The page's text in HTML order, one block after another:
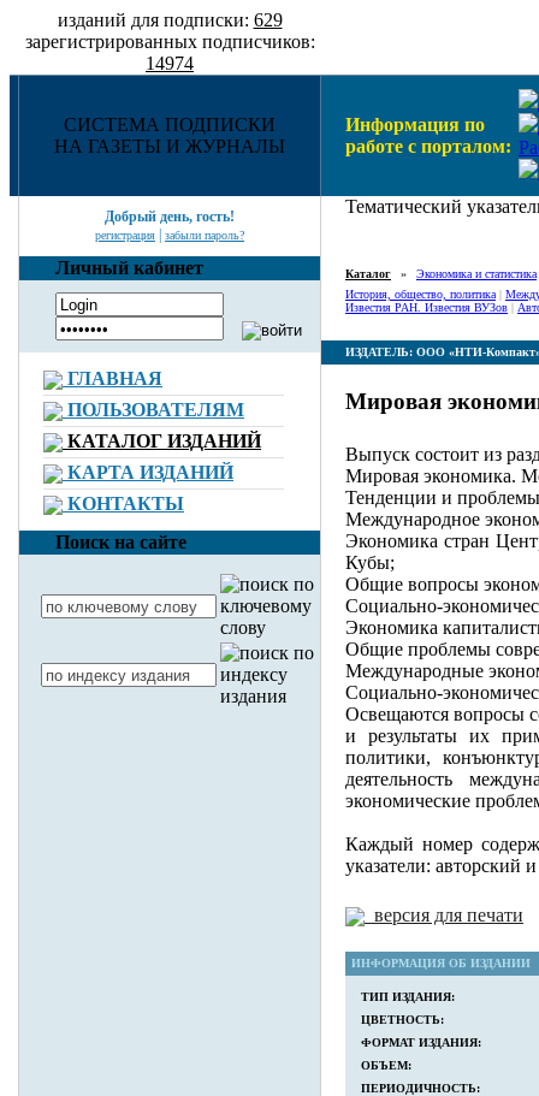
изданий для подписки: 629
зарегистрированных подписчиков:
14974
СИСТЕМА ПОДПИСКИ
НА ГАЗЕТЫ И ЖУРНАЛЫ
Информация по
работе с порталом:
Добрый день, гость!
регистрация забыли пароль?
Личный кабинет
ГЛАВНАЯ
ПОЛЬЗОВАТЕЛЯМ
КАТАЛОГ ИЗДАНИЙ
КАРТА ИЗДАНИЙ
КОНТАКТЫ
Поиск на сайте
Тематический
Каталог » Экономика и статистика
История, общество, политика|
Известия РАН. Известия ВУЗов
ИЗДАТЕЛЬ: ООО «НТИ-
Мировая
Выпуск состоит из
Мировая экономика.
Тенденции и проблемы
Международное
Экономика стран
Кубы;
Общие вопросы
Социально-
Экономика
Общие проблемы
Международные
Социально-
Освещаются вопросы
и результаты их
политики,
деятельность
экономические
Каждый номер
указатели: авторский
версия для печати
ИНФОРМАЦИЯ ОБ ИЗДАНИИ
ТИП ИЗДАНИЯ:
ЦВЕТНОСТЬ:
ФОРМАТ ИЗДАНИЯ:
ОБЪЕМ:
ПЕРИОДИЧНОСТЬ: